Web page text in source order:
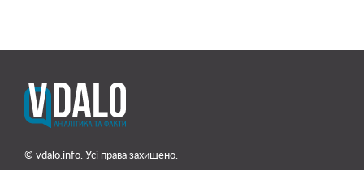
© vdalo.info. Усі права захищено.